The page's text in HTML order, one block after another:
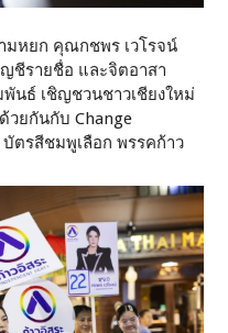
มหยก คุณกชพร เวโรจน์
ชีรายชื่อ และจิตอาสา
นธ์ เชิญชวนชาวเชียงใหม่
วยกันกับ Change
ตรสีชมพูเลือก พรรคก้าว